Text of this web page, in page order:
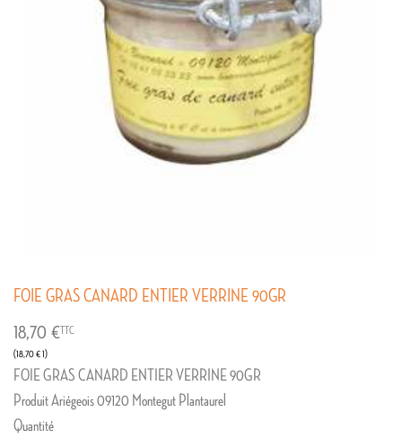
FOIE GRAS CANARD ENTIER VERRINE 90GR
18,70 €
(18,70 € 1)
TTC
FOIE GRAS CANARD ENTIER VERRINE 90GR
Produit Ariégeois 09120 Montegut Plantaurel
Quantité